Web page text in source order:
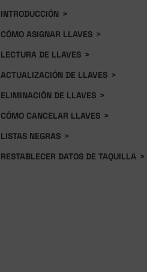
INTRODUCCIÓN >
CÓMO ASIGNAR LLAVES >
LECTURA DE LLAVES >
ACTUALIZACIÓN DE LLAVES >
ELIMINACIÓN DE LLAVES >
CÓMO CANCELAR LLAVES >
LISTAS NEGRAS >
RESTABLECER DATOS DE TAQUILLA >